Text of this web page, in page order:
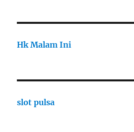
Hk Malam Ini
slot pulsa